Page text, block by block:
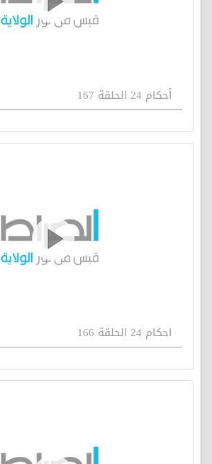
أحكام 24 الحلقة 167
احكام 24 الحلقة 166